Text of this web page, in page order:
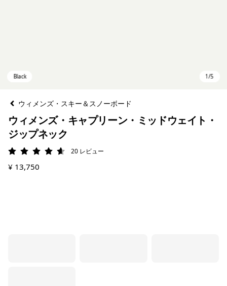
ウィメンズ・スキー＆スノーボード
ウィメンズ・キャプリーン・ミッドウェイト・
ジップネック
評価: 4.6 / 5
20 レビュー
¥ 13,750